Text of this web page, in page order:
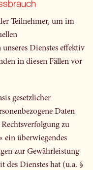
Teilnehmer, um im
Dienstes effektiv
in diesen Fällen vor
gesetzlicher
Daten
zu
ein überwiegendes
zur Gewährleistung
des Dienstes hat (u.a. §